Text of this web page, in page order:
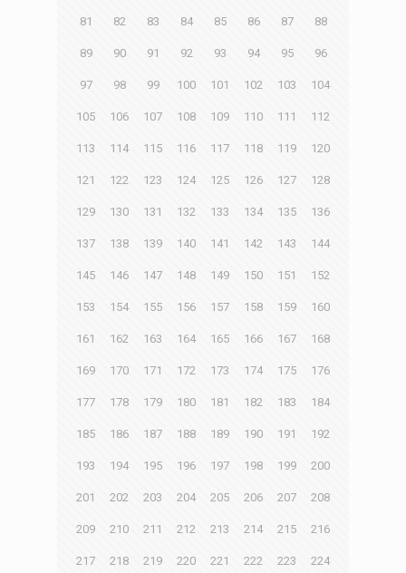
81 82 83 84 85 86 87 88
89 90 91 92 93 94 95 96
97 98 99 100 101 102 103 104
105 106 107 108 109 110 111 112
113 114 115 116 117 118 119 120
121 122 123 124 125 126 127 128
129 130 131 132 133 134 135 136
137 138 139 140 141 142 143 144
145 146 147 148 149 150 151 152
153 154 155 156 157 158 159 160
161 162 163 164 165 166 167 168
169 170 171 172 173 174 175 176
177 178 179 180 181 182 183 184
185 186 187 188 189 190 191 192
193 194 195 196 197 198 199 200
201 202 203 204 205 206 207 208
209 210 211 212 213 214 215 216
217 218 219 220 221 222 223 224